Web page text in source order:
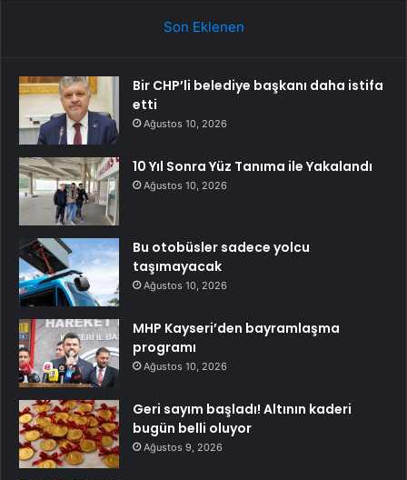
Son Eklenen
Bir CHP’li belediye başkanı daha istifa
etti
Ağustos 10, 2026
10 Yıl Sonra Yüz Tanıma ile Yakalandı
Ağustos 10, 2026
Bu otobüsler sadece yolcu
taşımayacak
Ağustos 10, 2026
MHP Kayseri’den bayramlaşma
programı
Ağustos 10, 2026
Geri sayım başladı! Altının kaderi
bugün belli oluyor
Ağustos 9, 2026